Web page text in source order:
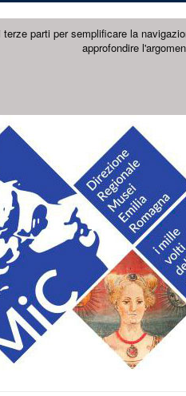
parti per semplificare la
approfondire